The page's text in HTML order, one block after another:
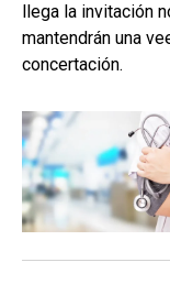
llega la invitación
mantendrán una
concertación.